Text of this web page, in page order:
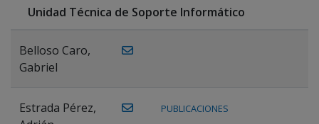
Unidad Técnica de Soporte Informático
Belloso Caro,
Gabriel
Estrada Pérez,
PUBLICACIONES